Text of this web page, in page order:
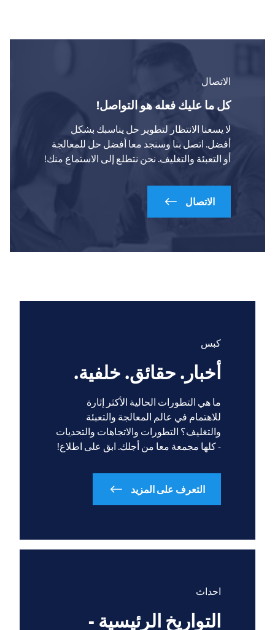
الاتصال
كل ما عليك فعله هو التواصل!
لا يسعنا الانتظار لتطوير حل يناسبك بشكل
أفضل. اتصل بنا وسنجد معا أفضل حل للمعالجة
أو التعبئة والتغليف. نحن نتطلع إلى الاستماع منك!
الاتصال
كبس
أخبار. حقائق. خلفية.
ما هي التطورات الحالية الأكثر إثارة
للاهتمام في عالم المعالجة والتعبئة
والتغليف؟ التطورات والاتجاهات والتحديات
- كلها مجمعة معا من أجلك. ابق على اطلاع!
التعرف على المزيد
احداث
التواريخ الرئيسية -